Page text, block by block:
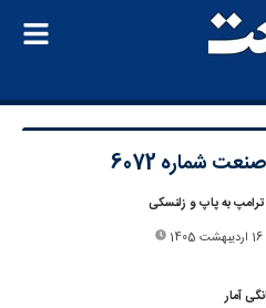
شماره 6072
ترامپ به ‌پاپ و زلنسکی
آمار